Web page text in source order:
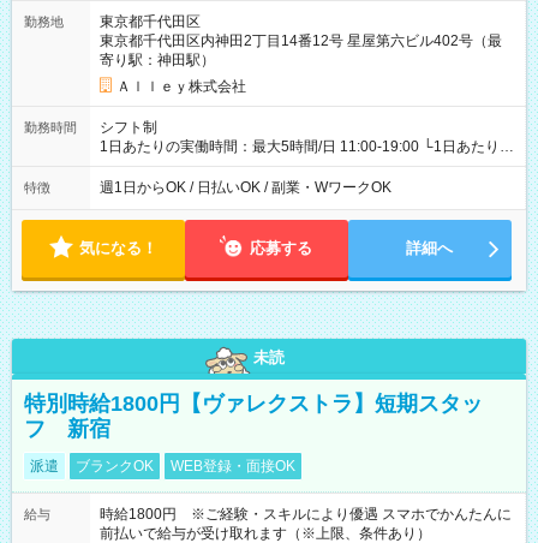
勤務地
東京都千代田区
東京都千代田区内神田2丁目14番12号 星屋第六ビル402号（最
寄り駅：神田駅）
Ａｌｌｅｙ株式会社
勤務時間
シフト制
1日あたりの実働時間：最大5時間/日 11:00-19:00 └1日あたりの
実働時間：1-5時間 └上記の時間帯内であれば、いつでも勤務可
能！ └平日・土曜日の中で、お好きな曜日でご勤務いただけま
18:00 などのように、自由な働き方が可能なお仕事です！
特徴 週1日からOK / 日払いOK / 副業・WワークOK
気になる！ 応募する 詳細へ
未読
特別時給1800円【ヴァレクストラ】短期スタッ
フ 新宿
派遣 ブランクOK WEB登録・面接OK
給与
時給1800円 ※ご経験・スキルにより優遇 スマホでかんたんに
前払いで給与が受け取れます（※上限、条件あり）